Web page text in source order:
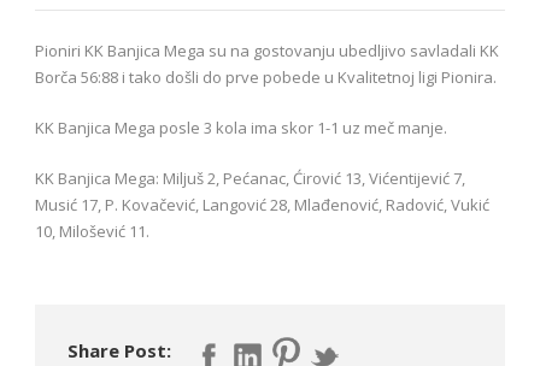
Pioniri KK Banjica Mega su na gostovanju ubedljivo savladali KK
Borča 56:88 i tako došli do prve pobede u Kvalitetnoj ligi Pionira.
KK Banjica Mega posle 3 kola ima skor 1-1 uz meč manje.
KK Banjica Mega: Miljuš 2, Pećanac, Ćirović 13, Vićentijević 7,
Musić 17, P. Kovačević, Langović 28, Mlađenović, Radović, Vukić
10, Milošević 11.
Share Post: